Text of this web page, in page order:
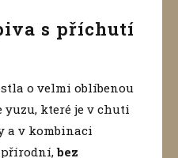
s příchutí
o velmi oblíbenou
které je v chuti
a v kombinaci
přírodní,bez